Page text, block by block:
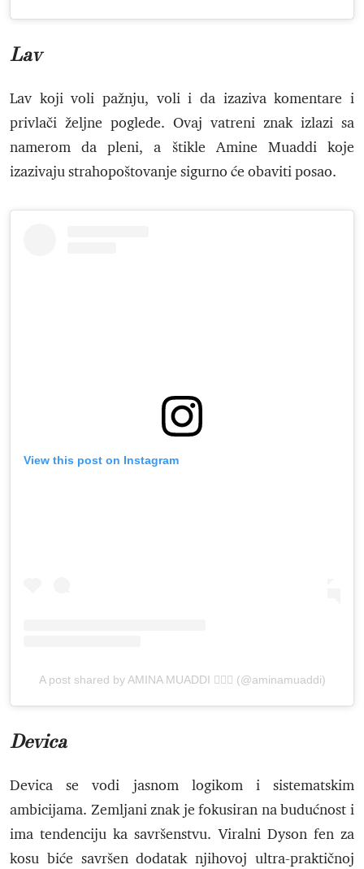
Lav
Lav koji voli pažnju, voli i da izaziva komentare i
privlači željne poglede. Ovaj vatreni znak izlazi sa
namerom da pleni, a štikle Amine Muaddi koje
izazivaju strahopoštovanje sigurno će obaviti posao.
View this post on Instagram
A post shared by AMINA MUADDI 🧚🏽‍♀️ (@aminamuaddi)
Devica
Devica se vodi jasnom logikom i sistematskim
ambicijama. Zemljani znak je fokusiran na budućnost i
ima tendenciju ka savršenstvu. Viralni Dyson fen za
kosu biće savršen dodatak njihovoj ultra-praktičnoj